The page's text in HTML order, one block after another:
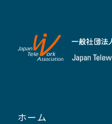
ホーム